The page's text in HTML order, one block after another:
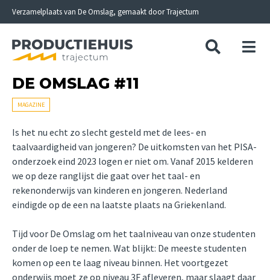
Skip
to
Verzamelplaats van De Omslag, gemaakt door Trajectum
DE OMSLAG #11
MAGAZINE
Is het nu echt zo slecht gesteld met de lees- en
taalvaardigheid van jongeren? De uitkomsten van het PISA-
onderzoek eind 2023 logen er niet om. Vanaf 2015 kelderen
we op deze ranglijst die gaat over het taal- en
rekenonderwijs van kinderen en jongeren. Nederland
eindigde op de een na laatste plaats na Griekenland.
Tijd voor De Omslag om het taalniveau van onze studenten
onder de loep te nemen. Wat blijkt: De meeste studenten
komen op een te laag niveau binnen. Het voortgezet
onderwijs moet ze op niveau 3F afleveren, maar slaagt daar